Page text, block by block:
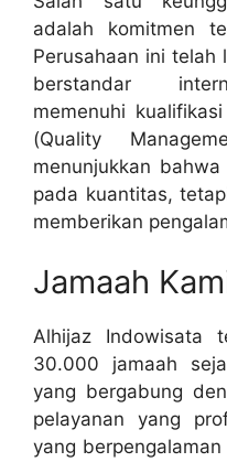
adalah komitmen
Perusahaan ini telah
berstandar
memenuhi
(Quality
menunjukkan
pada kuantitas,
memberikan
Jamaah
Alhijaz Indowisata
30.000 jamaah
yang bergabung
pelayanan yang
yang